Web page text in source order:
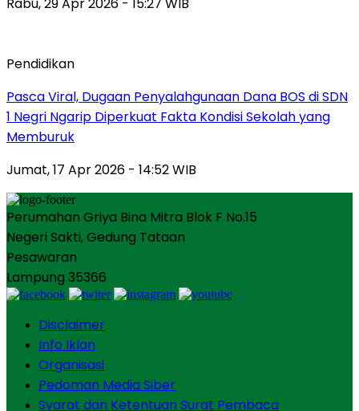
Pendidikan
Pasca Viral, Dugaan Penyalahgunaan Dana BOS di SDN
1 Negri Ngarip Diperkuat Fakta Kondisi Sekolah yang
Memburuk
Jumat, 17 Apr 2026 - 14:52 WIB
Perumahan Griya Bina Mitra Blok F No.15
Negeri Sakti, Gedung Tataan
Pesawaran
Lampung 35366
Disclaimer
Info Iklan
Organisasi
Pedoman Media Siber
Syarat dan Ketentuan Surat Pembaca